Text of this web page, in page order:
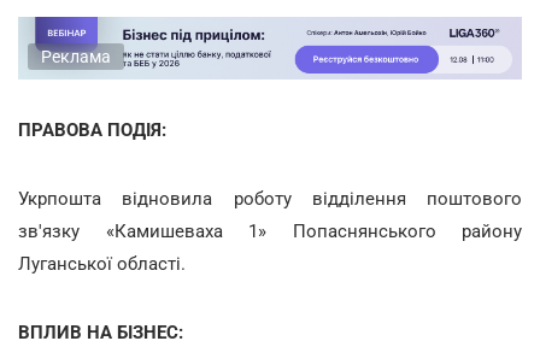
Реклама
ПРАВОВА ПОДІЯ:
Укрпошта відновила роботу відділення поштового
зв'язку «Камишеваха 1» Попаснянського району
Луганської області.
ВПЛИВ НА БІЗНЕС: